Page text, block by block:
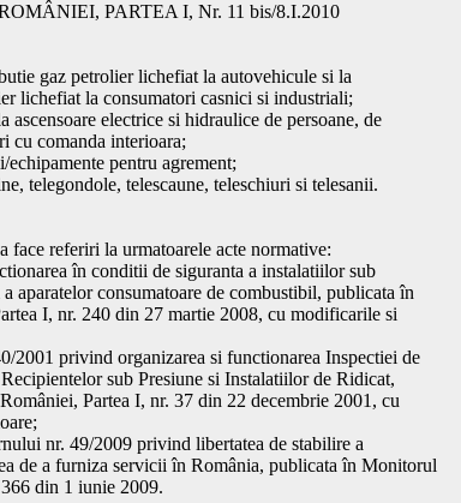
PARTEA I, Nr. 11 bis/8.I.2010
gaz petrolier lichefiat la autovehicule si la
lichefiat la consumatori casnici si industriali;
ascensoare electrice si hidraulice de persoane, de
cu comanda interioara;
pentru agrement;
telegondole, telescaune, teleschiuri si telesanii.
face referiri la urmatoarele acte normative:
în conditii de siguranta a instalatiilor sub
aparatelor consumatoare de combustibil, publicata în
I, nr. 240 din 27 martie 2008, cu modificarile si
2001 privind organizarea si functionarea Inspectiei de
sub Presiune si Instalatiilor de Ridicat,
Partea I, nr. 37 din 22 decembrie 2001, cu
nr. 49/2009 privind libertatea de stabilire a
de a furniza servicii în România, publicata în Monitorul
din 1 iunie 2009.